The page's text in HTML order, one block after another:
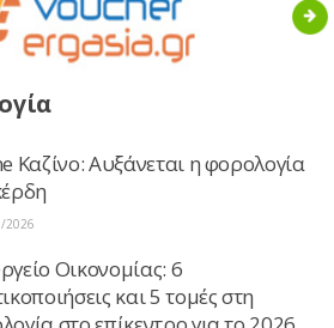
Καζίνο: Αυξάνεται η φορολογία
2026
Οικονομίας: 6
και 5 τομές στη